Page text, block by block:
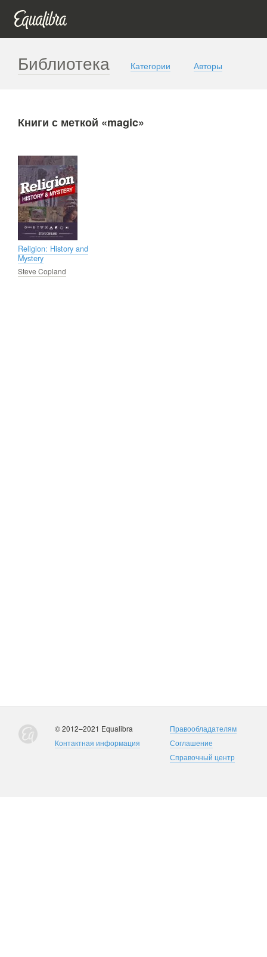
Библиотека Категории Авторы
Книги с меткой «magic»
Religion: History and
Mystery
Steve Copland
© 2012–2021 Equalibra
Контактная информация
Правообладателям
Соглашение
Справочный центр